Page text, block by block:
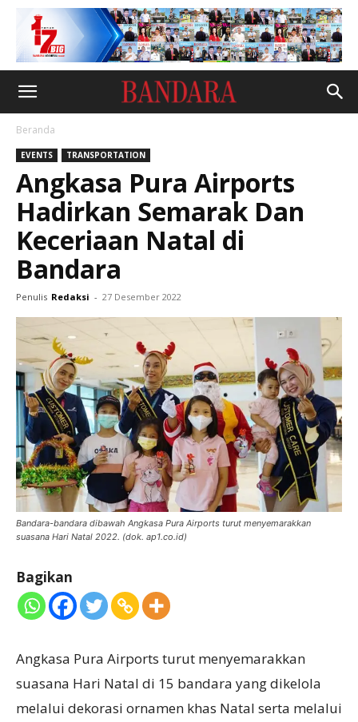
Beranda
EVENTS TRANSPORTATION
Angkasa Pura Airports
Hadirkan Semarak Dan
Keceriaan Natal di
Bandara
Penulis Redaksi - 27 Desember 2022
Bandara-bandara dibawah Angkasa Pura Airports turut menyemarakkan
suasana Hari Natal 2022. (dok. ap1.co.id)
Bagikan
Angkasa Pura Airports turut menyemarakkan
suasana Hari Natal di 15 bandara yang dikelola
melalui dekorasi ornamen khas Natal serta melalui